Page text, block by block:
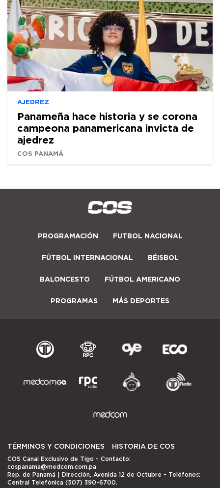
AJEDREZ
Panameña hace historia y se corona
campeona panamericana invicta de
ajedrez
COS PANAMÁ
PROGRAMACIÓN FUTBOL NACIONAL
FÚTBOL INTERNACIONAL BÉISBOL
BALONCESTO FÚTBOL AMERICANO
PROGRAMAS MÁS DEPORTES
TÉRMINOS Y CONDICIONES HISTORIA DE COS
COS Canal Exclusivo de Tigo - Contacto:
cospanama@medcom.com.pa
Rep. de Panamá | Dirección, Avenida 12 de Octubre - Teléfonos:
Central Telefónica (507) 390-6700.